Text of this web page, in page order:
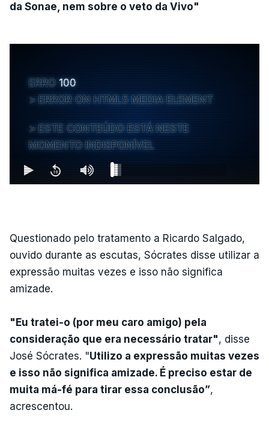
da Sonae, nem sobre o veto da Vivo"
ERRO 100
ERROR ON HTML5 MEDIA ELEMENT
ESTE CONTEÚDO ESTÁ NESTE
MOMENTO INDISPONÍVEL
Questionado pelo tratamento a Ricardo Salgado,
ouvido durante as escutas, Sócrates disse utilizar a
expressão muitas vezes e isso não significa
amizade.
"Eu tratei-o (por meu caro amigo) pela
consideração que era necessário tratar", disse
José Sócrates. "Utilizo a expressão muitas vezes
e isso não significa amizade. É preciso estar de
muita má-fé para tirar essa conclusão”,
acrescentou.